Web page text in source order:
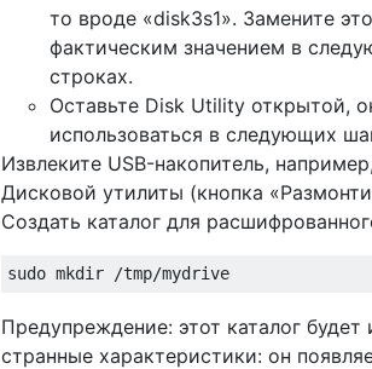
то вроде «disk3s1». Замените
фактическим значением в
строках.
Оставьте Disk Utility открытой,
использоваться в следующих
Извлеките USB-накопитель,
Дисковой утилиты (кнопка
Создать каталог для
Предупреждение: этот каталог будет
странные характеристики: он